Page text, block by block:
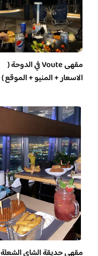
مقهى Voute في الدوحة (
الاسعار + المنيو + الموقع )
مقهي حديقة الشاي الشعلة